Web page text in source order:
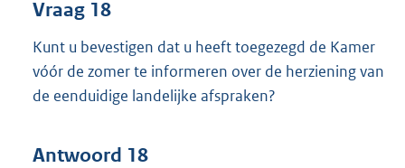
Vraag 18
Kunt u bevestigen dat u heeft toegezegd de Kamer
vóór de zomer te informeren over de herziening van
de eenduidige landelijke afspraken?
Antwoord 18